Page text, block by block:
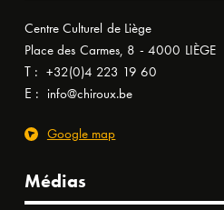
Centre Culturel de Liège
Place des Carmes, 8 - 4000 LIÈGE
T : +32(0)4 223 19 60
E : info@chiroux.be
Google map
Médias